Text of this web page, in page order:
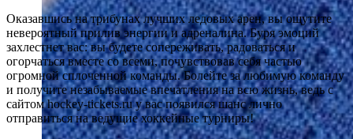
Оказавшись на трибунах лучших ледовых арен, вы ощутите
невероятный прилив энергии и адреналина. Буря эмоций
захлестнет вас: вы будете сопереживать, радоваться и
огорчаться вместе со всеми, почувствовав себя частью
огромной сплоченной команды. Болейте за любимую команду
и получите незабываемые впечатления на всю жизнь, ведь с
сайтом hockey-tickets.ru у вас появился шанс лично
отправиться на ведущие хоккейные турниры!